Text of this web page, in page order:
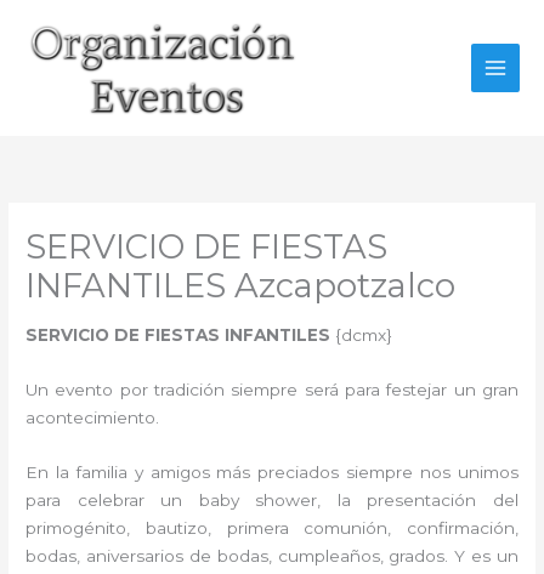
contenido
SERVICIO DE FIESTAS
INFANTILES Azcapotzalco
SERVICIO DE FIESTAS INFANTILES {dcmx}
Un evento por tradición siempre será para festejar un gran
acontecimiento.
En la familia y amigos más preciados siempre nos unimos
para celebrar un baby shower, la presentación del
primogénito, bautizo, primera comunión, confirmación,
bodas, aniversarios de bodas, cumpleaños, grados. Y es un